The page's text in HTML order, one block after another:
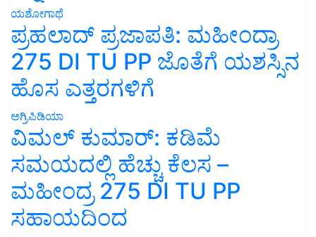
ಯಶೋಗಾಥೆ
ಪ್ರಹಲಾದ್ ಪ್ರಜಾಪತಿ: ಮಹೀಂದ್ರಾ
275 DI TU PP ಜೊತೆಗೆ ಯಶಸ್ಸಿನ
ಹೊಸ ಎತ್ತರಗಳಿಗೆ
ಅಗ್ರಿಪಿಡಿಯಾ
ವಿಮಲ್ ಕುಮಾರ್: ಕಡಿಮೆ
ಸಮಯದಲ್ಲಿ ಹೆಚ್ಚು ಕೆಲಸ –
ಮಹೀಂದ್ರ 275 DI TU PP
ಸಹಾಯದಿಂದ